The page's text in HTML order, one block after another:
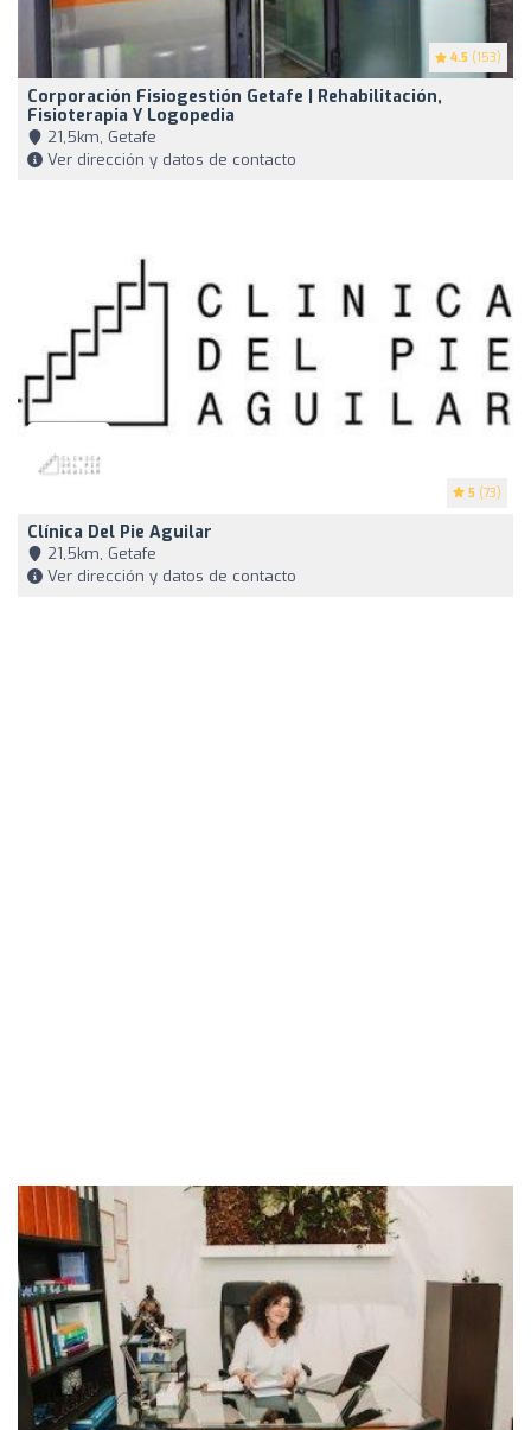
4.5 (153)
Corporación Fisiogestión Getafe | Rehabilitación,
Fisioterapia Y Logopedia
21,5km, Getafe
Ver dirección y datos de contacto
5 (73)
Clínica Del Pie Aguilar
21,5km, Getafe
Ver dirección y datos de contacto